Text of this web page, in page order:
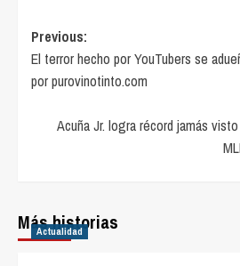
Post
navigation
Previous:
El terror hecho por YouTubers se
por purovinotinto.com
Acuña Jr. logra récord jamás
Más historias
Actualidad